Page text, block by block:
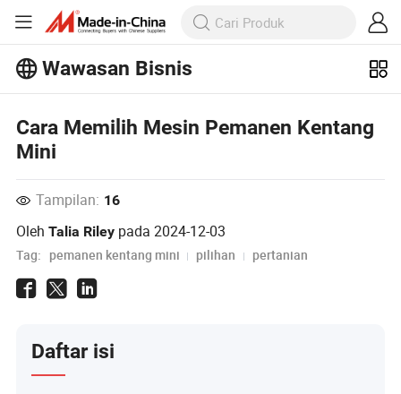
Wawasan Bisnis
Wawasan Bisnis!
Lihat Lainnya
Cara Memilih Mesin Pemanen Kentang
Mini
Tampilan: 16
OlehTalia Riley pada2024-12-03
Tag: pemanen kentang mini pilihan pertanian
Daftar isi